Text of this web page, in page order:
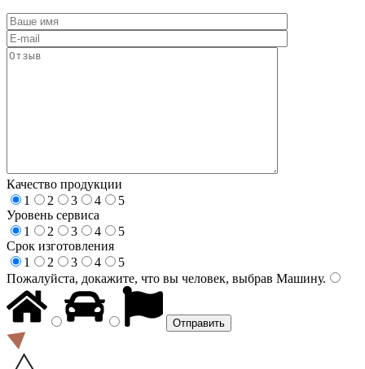
Качество продукции
1
2 3 4
5
Уровень сервиса
1
2 3 4
5
Срок изготовления
1
2 3 4
5
Пожалуйста, докажите, что вы человек, выбрав Машину.